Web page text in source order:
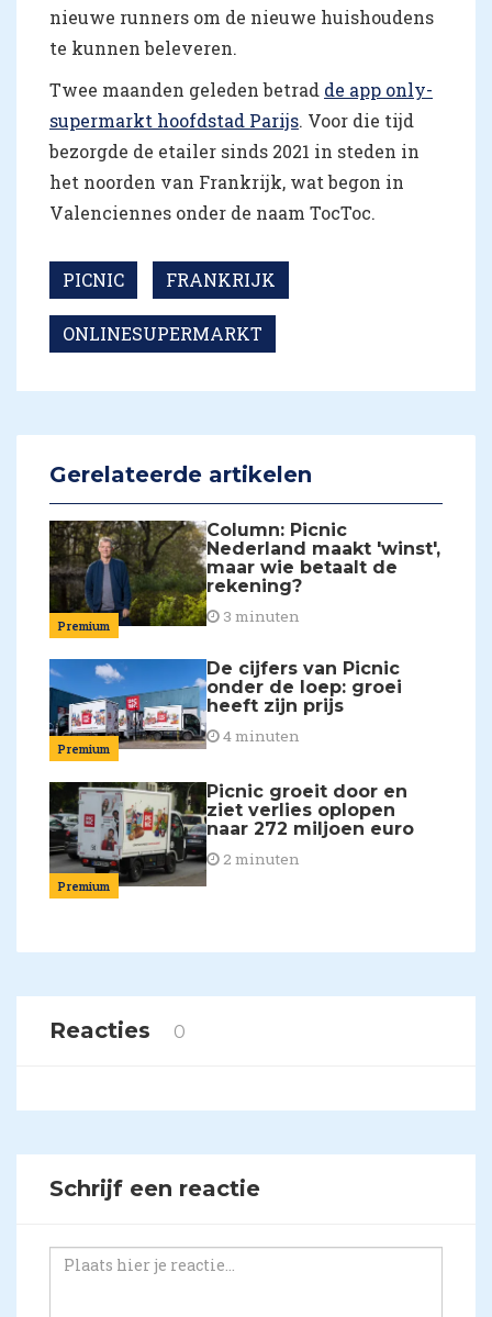
nieuwe runners om de nieuwe huishoudens
te kunnen beleveren.
Twee maanden geleden betrad de app only-
supermarkt hoofdstad Parijs. Voor die tijd
bezorgde de etailer sinds 2021 in steden in
het noorden van Frankrijk, wat begon in
Valenciennes onder de naam TocToc.
PICNIC FRANKRIJK
ONLINESUPERMARKT
Gerelateerde artikelen
Premium
Column: Picnic
Nederland maakt 'winst',
maar wie betaalt de
rekening?
3 minuten
Premium
De cijfers van Picnic
onder de loep: groei
heeft zijn prijs
4 minuten
Premium
Picnic groeit door en
ziet verlies oplopen
naar 272 miljoen euro
2 minuten
Reacties 0
Schrijf een reactie